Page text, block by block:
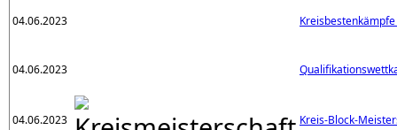
04.06.2023
04.06.2023
04.06.2023 Kreis-Block-